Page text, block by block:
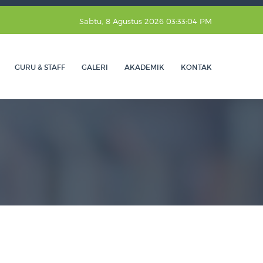
Sabtu, 8 Agustus 2026 03:33:05 PM
GURU & STAFF GALERI AKADEMIK KONTAK